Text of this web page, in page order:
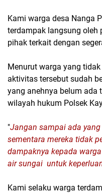
Kami warga desa Nanga
terdampak langsung oleh
pihak terkait dengan
Menurut warga yang
aktivitas tersebut sudah
yang anehnya belum ada
wilayah hukum Polsek
"Jangan sampai ada
sementara mereka tidak
dampaknya kepada
air sungai untuk
Kami selaku warga